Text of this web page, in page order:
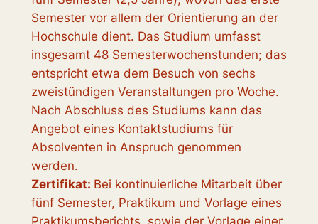
Semester vor allem der Orientierung an der
Hochschule dient. Das Studium umfasst
insgesamt 48 Semesterwochenstunden; das
entspricht etwa dem Besuch von sechs
zweistündigen Veranstaltungen pro Woche.
Nach Abschluss des Studiums kann das
Angebot eines Kontaktstudiums für
Absolventen in Anspruch genommen
werden.
Zertifikat: Bei kontinuierliche Mitarbeit über
fünf Semester, Praktikum und Vorlage eines
Praktikumsberichts, sowie der Vorlage einer